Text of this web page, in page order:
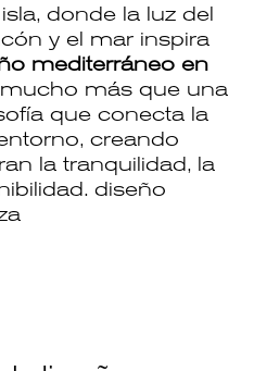
, donde la luz del
y el mar inspira
mediterráneo en
más que una
que conecta la
creando
la tranquilidad, la
diseño